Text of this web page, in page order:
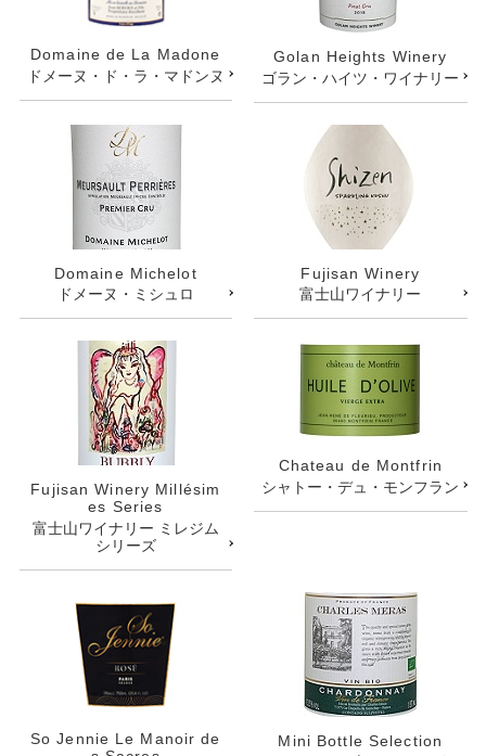
Domaine de La Madone
ドメーヌ・ド・ラ・マドンヌ
Golan Heights Winery
ゴラン・ハイツ・ワイナリー
Domaine Michelot
ドメーヌ・ミシュロ
Fujisan Winery
富士山ワイナリー
Fujisan Winery Millésim
es Series
富士山ワイナリー ミレジム
シリーズ
Chateau de Montfrin
シャトー・デュ・モンフラン
So Jennie Le Manoir de
Mini Bottle Selection